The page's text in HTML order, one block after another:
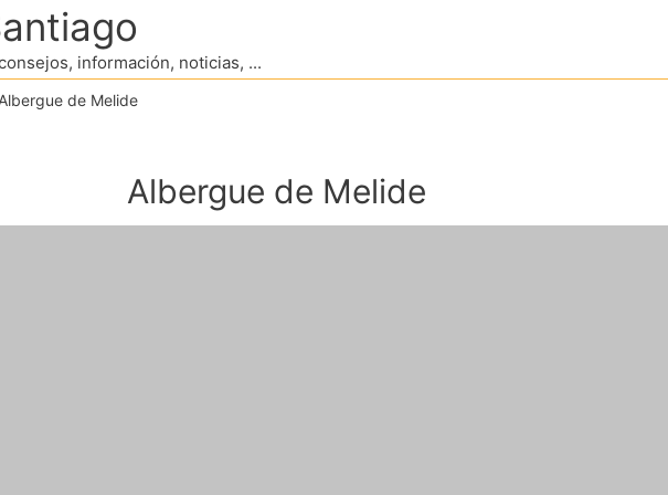
información, noticias, ...
Albergue de Melide
Albergue de Melide